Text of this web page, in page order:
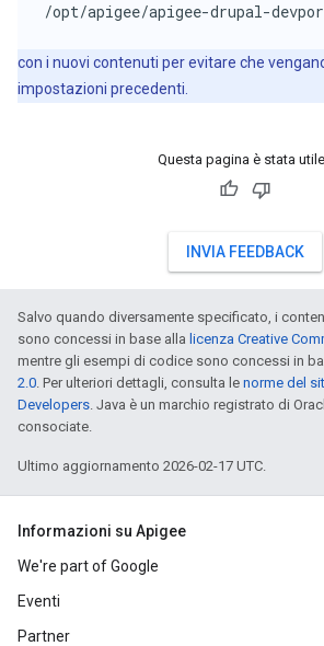
/opt/apigee/apigee-drupal-
con i nuovi contenuti per evitare che
impostazioni precedenti.
Questa pagina è stata
INVIA FEEDBACK
Salvo quando diversamente specificato, i
sono concessi in base alla licenza Creative
mentre gli esempi di codice sono concessi in
2.0. Per ulteriori dettagli, consulta le norme del
Developers. Java è un marchio registrato di
consociate.
Ultimo aggiornamento 2026-02-17 UTC.
Informazioni su Apigee
We're part of Google
Eventi
Partner